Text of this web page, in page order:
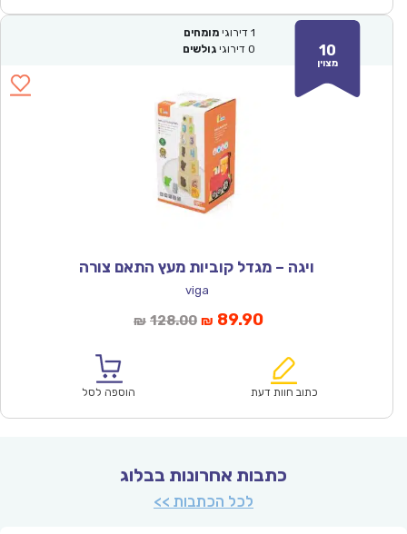
10
מצוין
1 דירוגי מומחים
0 דירוגי גולשים
ויגה – מגדל קוביות מעץ התאם צורה
viga
₪ 128.00המחיר
₪128.00.
₪ 89.90המחיר
הוא:
כתוב חוות דעת הוספה לסל
כתבות אחרונות בבלוג
לכל הכתבות >>